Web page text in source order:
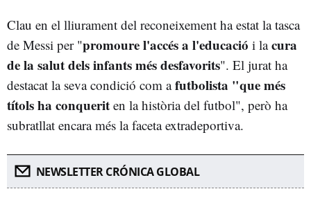
Clau en el lliurament del reconeixement ha estat la tasca
de Messi per "promoure l'accés a l'educació i lacura
de la salut dels infants més desfavorits". El jurat ha
destacat la seva condició com afutbolista "que més
títols ha conquerit en la història del futbol", però ha
subratllat encara més la faceta extradeportiva.
NEWSLETTER CRÓNICA GLOBAL